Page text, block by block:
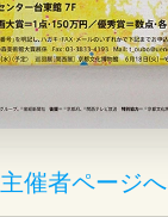
主催者ページへ